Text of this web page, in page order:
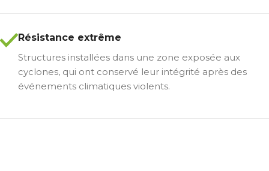
Résistance extrême
Structures installées dans une zone exposée aux
cyclones, qui ont conservé leur intégrité après des
événements climatiques violents.